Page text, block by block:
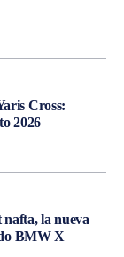
Cross:
2026
la nueva
BMW X